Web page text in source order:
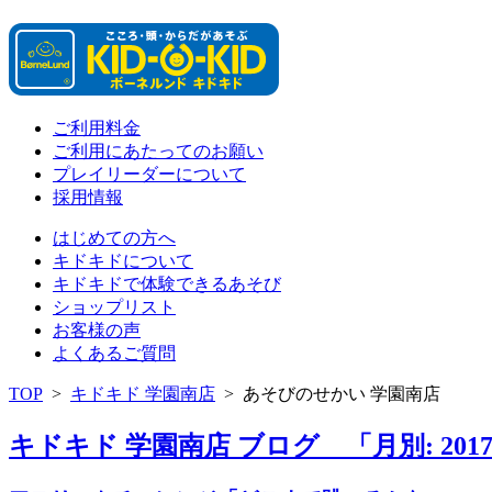
ご利用料金
ご利用にあたってのお願い
プレイリーダーについて
採用情報
はじめての方へ
キドキドについて
キドキドで体験できるあそび
ショップリスト
お客様の声
よくあるご質問
TOP > キドキド 学園南店 > あそびのせかい 学園南店
キドキド 学園南店 ブログ 「月別: 2017